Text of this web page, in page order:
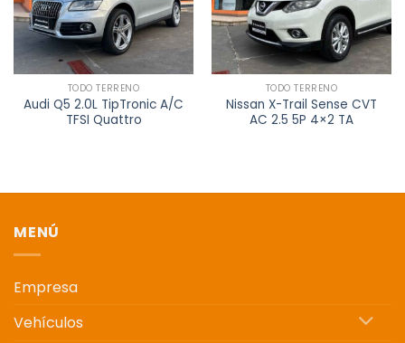
TODO TERRENO
Audi Q5 2.0L TipTronic A/C
TFSI Quattro
TODO TERRENO
Nissan X-Trail Sense CVT
AC 2.5 5P 4×2 TA
MENÚ
Empresa
Vehículos